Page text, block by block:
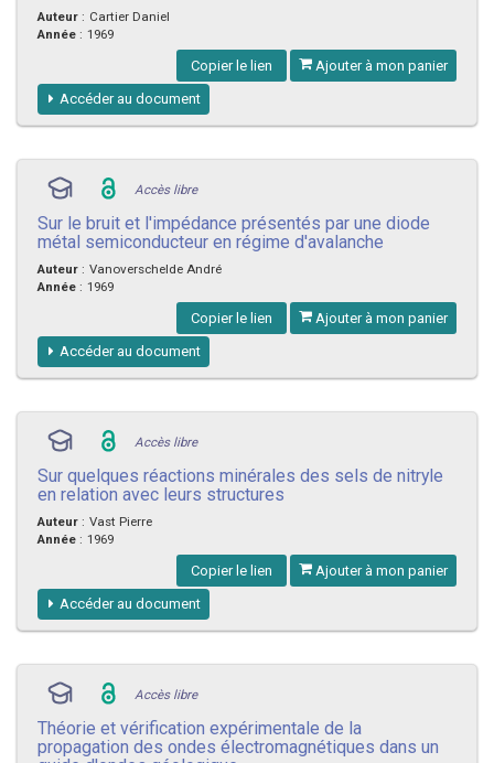
Auteur : Cartier Daniel
Année : 1969
Copier le lien Ajouter à mon panier
Accéder au document
Accès libre
Sur le bruit et l'impédance présentés par une diode
métal semiconducteur en régime d'avalanche
Auteur : Vanoverschelde André
Année : 1969
Copier le lien Ajouter à mon panier
Accéder au document
Accès libre
Sur quelques réactions minérales des sels de nitryle
en relation avec leurs structures
Auteur : Vast Pierre
Année : 1969
Copier le lien Ajouter à mon panier
Accéder au document
Accès libre
Théorie et vérification expérimentale de la
propagation des ondes électromagnétiques dans un